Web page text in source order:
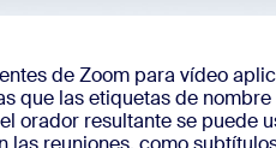
de Zoom para vídeo
que las etiquetas de
orador resultante se puede